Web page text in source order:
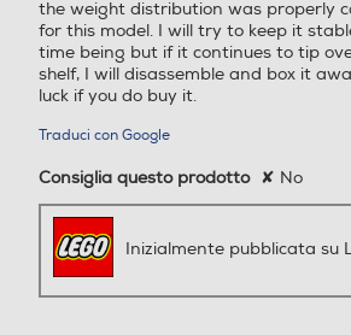
the weight distribution was properly
for this model. I will try to keep it
time being but if it continues to tip
shelf, I will disassemble and box it
luck if you do buy it.
Traduci con Google
Consiglia questo prodotto ✘ No
Inizialmente pubblicata su